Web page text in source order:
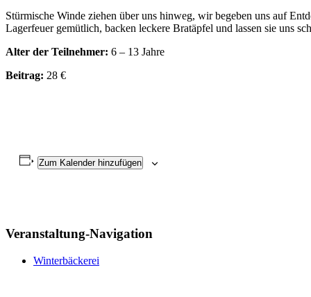
Stürmische Winde ziehen über uns hinweg, wir begeben uns auf
Lagerfeuer gemütlich, backen leckere Bratäpfel und lassen sie uns
Alter der Teilnehmer: 6 – 13 Jahre
Beitrag: 28 €
Zum Kalender hinzufügen
Veranstaltung-Navigation
Winterbäckerei